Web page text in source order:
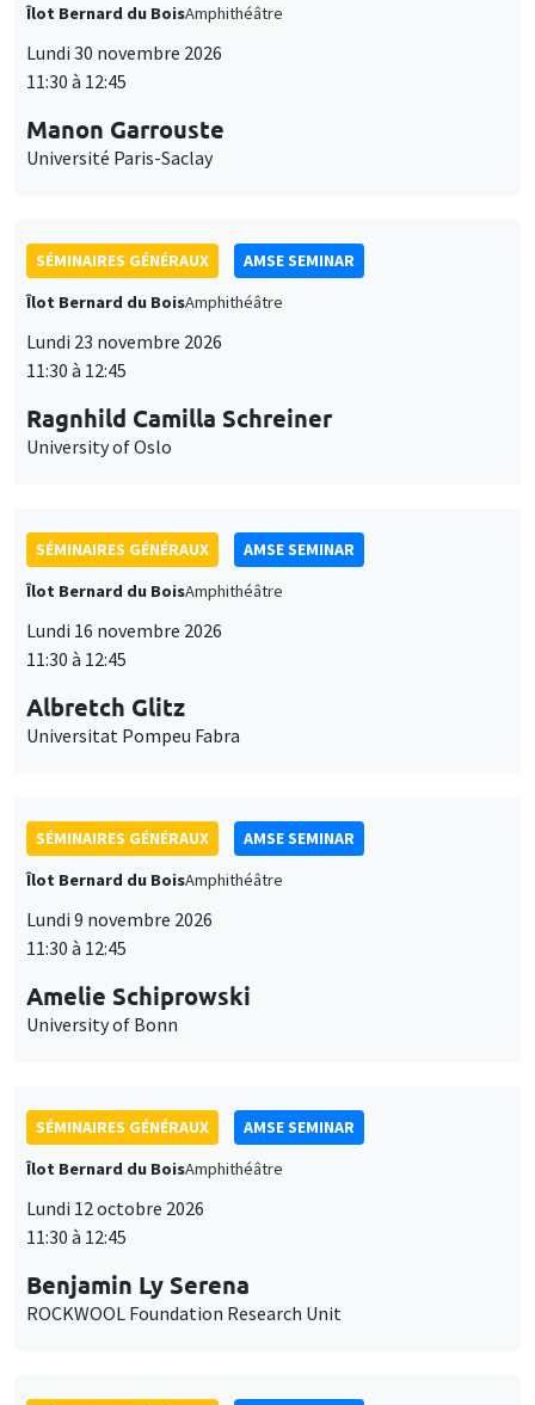
Îlot Bernard du BoisAmphithéâtre
Lundi 30 novembre 2026
11:30 à 12:45
Manon Garrouste
Université Paris-Saclay
SÉMINAIRES GÉNÉRAUX
AMSE SEMINAR
Îlot Bernard du BoisAmphithéâtre
Lundi 23 novembre 2026
11:30 à 12:45
Ragnhild Camilla Schreiner
University of Oslo
SÉMINAIRES GÉNÉRAUX
AMSE SEMINAR
Îlot Bernard du BoisAmphithéâtre
Lundi 16 novembre 2026
11:30 à 12:45
Albretch Glitz
Universitat Pompeu Fabra
SÉMINAIRES GÉNÉRAUX
AMSE SEMINAR
Îlot Bernard du BoisAmphithéâtre
Lundi 9 novembre 2026
11:30 à 12:45
Amelie Schiprowski
University of Bonn
SÉMINAIRES GÉNÉRAUX
AMSE SEMINAR
Îlot Bernard du BoisAmphithéâtre
Lundi 12 octobre 2026
11:30 à 12:45
Benjamin Ly Serena
ROCKWOOL Foundation Research Unit